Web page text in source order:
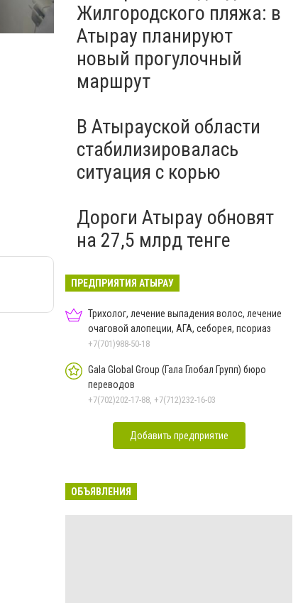
Жилгородского пляжа: в
Атырау планируют
новый прогулочный
маршрут
В Атырауской области
стабилизировалась
ситуация с корью
Дороги Атырау обновят
на 27,5 млрд тенге
ПРЕДПРИЯТИЯ АТЫРАУ
Трихолог, лечение выпадения волос, лечение
очаговой алопеции, АГА, себорея, псориаз
+7(701)988-50-18
Gala Global Group (Гала Глобал Групп) бюро
переводов
+7(702)202-17-88, +7(712)232-16-03
Добавить предприятие
ОБЪЯВЛЕНИЯ